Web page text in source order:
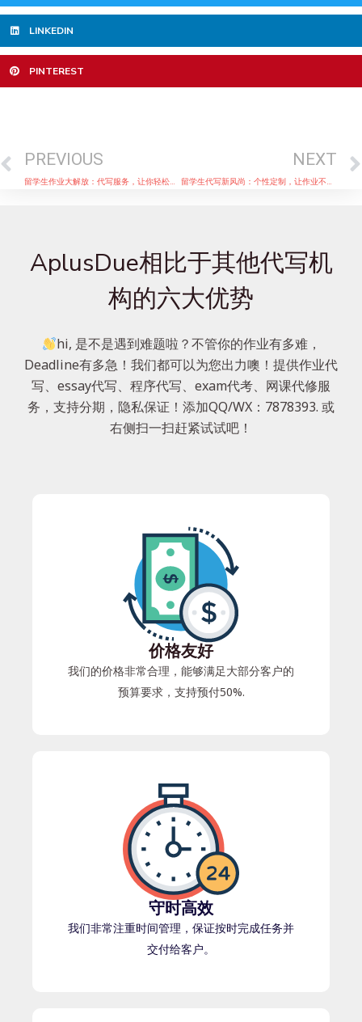
LINKEDIN
PINTEREST
PREVIOUS
留学生作业大解放：代写服务，让你轻松应对各种Deadline
NEXT
留学生代写新风尚：个性定制，让作业不再千篇一律
AplusDue相比于其他代写机
构的六大优势
hi, 是不是遇到难题啦？不管你的作业有多难，
Deadline有多急！我们都可以为您出力噢！提供作业代
写、essay代写、程序代写、exam代考、网课代修服
务，支持分期，隐私保证！添加QQ/WX：7878393. 或
右侧扫一扫赶紧试试吧！
价格友好
我们的价格非常合理，能够满足大部分客户的
预算要求，支持预付50%.
守时高效
我们非常注重时间管理，保证按时完成任务并
交付给客户。